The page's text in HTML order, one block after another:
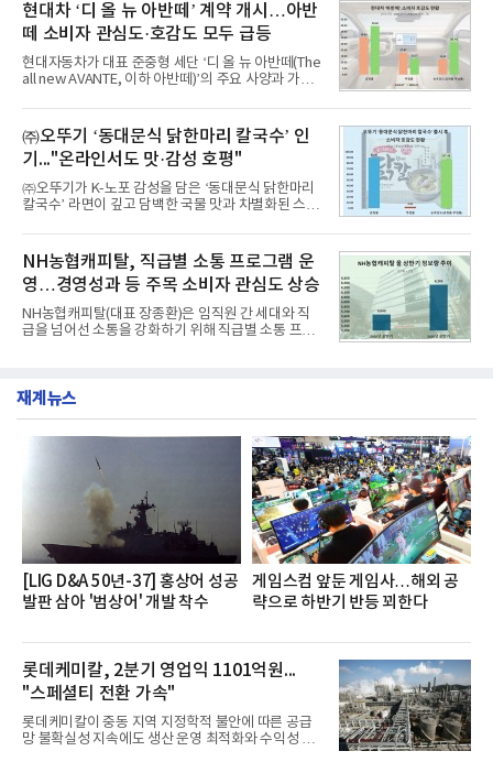
디교육, 대교, 디지
구창환)는 산업통상자원부 공공기관 41개 브랜드를
대상으로 지난 7월 7일부터 8월 7일까지 수집된 소비
자 빅데이터 91,102,549건을 분석한 결과, 한국전력
공사가 브랜드평판지수 10,670,633을 기록하며 8월
1위에 올랐다고 밝혔다. 분석에 활용된 빅데이터는 지
난 7월(88,893,823건) 대비 2.48% 증가한 수치다.연
수력원자력, 한국석
현대차 ‘디 올 뉴 아반떼’ 계약 개시…아반
떼 소비자 관심도·호감도 모두 급등
현대자동차가 대표 준중형 세단 ‘디 올 뉴 아반떼(The
all new AVANTE, 이하 아반떼)’의 주요 사양과 가격
떼는 6년 만에 선보이는 8세대 완전변경 모델로, ▲정
교한 선과 면을 중심으로 완성한 파격적인 디자인 ▲
과거 중형 세단 수준으로 확대된 차체 제원 ▲글로벌
최고 수준의 안전성 ▲성능과 효율을 동시에 높인 주
행 완성도 ▲첨단 편의 및 디지털 사양 적용 등을 통해
글로벌 준중형 세단의 새로운 기준을 세웠다.아반떼
는 가솔린 2.0과 1.6 하이브리드 두 가지 파워트레인
넘
㈜오뚜기 ‘동대문식 닭한마리 칼국수’ 인
기..."온라인서도 맛·감성 호평"
㈜오뚜기가 K-노포 감성을 담은 ‘동대문식 닭한마리
칼국수’ 라면이 깊고 담백한 국물 맛과 차별화된 스토
혔다.‘동대문식 닭한마리 칼국수’는 예상을 뛰어넘는
소비자 호응에 힘입어 지난 7월 13일 첫 선을 보인 지
단 18일 만에 누적 판매량 50만 개를 돌파하는 성과를
거두었다.이번 신제품은 개발진이 전국의 닭한마리
전문점을 직접 찾아 다니며 최적의 육수 비율을 완성
했다. 자극적이지 않으면서도 깊은 닭육수에 마늘의
개운한 풍미를 더했으며, 국물이 잘 배어들면서도 쫄
서도
NH농협캐피탈, 직급별 소통 프로그램 운
영…경영성과 등 주목 소비자 관심도 상승
NH농협캐피탈(대표 장종환)은 임직원 간 세대와 직
급을 넘어선 소통을 강화하기 위해 직급별 소통 프로
영지원부 홍보팀과 2026년 새로이(e)＊가 공동 주관
쳐 진행됐다.참고로 새로이(e)는 NH농협캐피탈 MZ
세대들로(과장~계장) 구성된 자율 참여조직으로, 조
직문화 혁신과 업무 효율성 향상을 위한 다양한 활동
을 추진하며,새로운 변화와 이로운 영향력을 조직전
반에 전파하는 역할
재계뉴스
[LIG D&A 50년-37] 홍상어 성공
발판 삼아 '범상어' 개발 착수
게임스컴 앞둔 게임사…해외 공
략으로 하반기 반등 꾀한다
롯데케미칼, 2분기 영업익 1101억원...
"스페셜티 전환 가속"
롯데케미칼이 중동 지역 지정학적 불안에 따른 공급
망 불확실성 지속에도 생산 운영 최적화와 수익성 중